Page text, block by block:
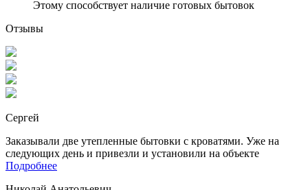
Этому способствует наличие готовых бытовок
Отзывы
Сергей
Заказывали две утепленные бытовки с кроватями. Уже на
следующих день и привезли и установили на объекте
Подробнее